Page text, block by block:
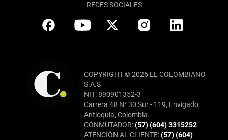
REDES SOCIALES
COPYRIGHT © 2026 EL COLOMBIANO
S.A.S
NIT: 890901352-3
Carrera 48 N° 30 Sur - 119, Envigado,
Antioquia, Colombia.
CONMUTADOR:(57) (604) 3315252
ATENCIÓN AL CLIENTE:(57) (604)